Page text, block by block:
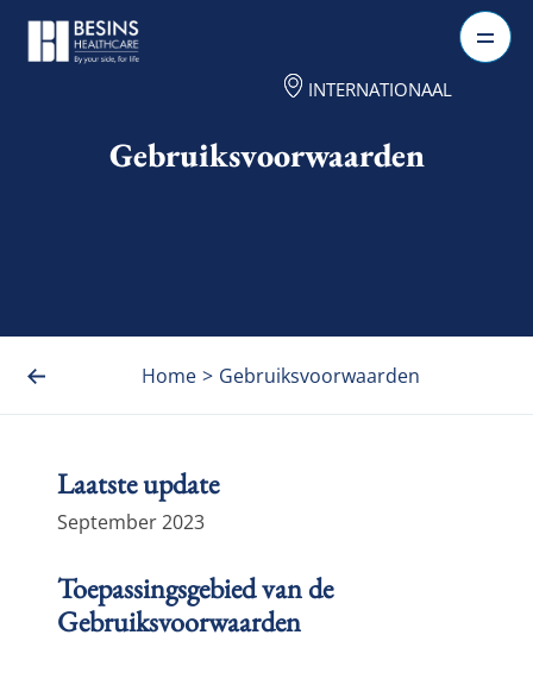
INTERNATIONAAL
Gebruiksvoorwaarden
Home > Gebruiksvoorwaarden
Laatste update
September 2023
Toepassingsgebied van de
Gebruiksvoorwaarden